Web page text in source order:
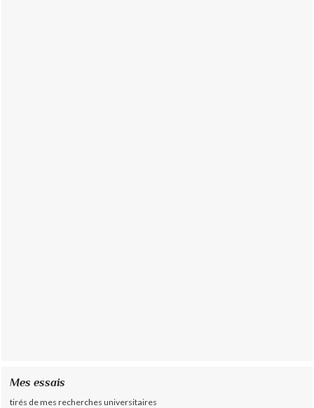
Mes essais
tirés de mes recherches universitaires